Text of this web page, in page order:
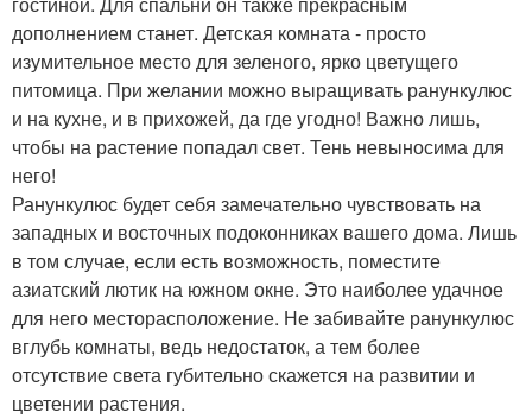
дополнением станет. Детская комната - просто
изумительное место для зеленого, ярко цветущего
питомица. При желании можно выращивать ранункулюс
и на кухне, и в прихожей, да где угодно! Важно лишь,
чтобы на растение попадал свет. Тень невыносима для
него!
Ранункулюс будет себя замечательно чувствовать на
западных и восточных подоконниках вашего дома. Лишь
в том случае, если есть возможность, поместите
азиатский лютик на южном окне. Это наиболее удачное
для него месторасположение. Не забивайте ранункулюс
вглубь комнаты, ведь недостаток, а тем более
отсутствие света губительно скажется на развитии и
цветении растения.